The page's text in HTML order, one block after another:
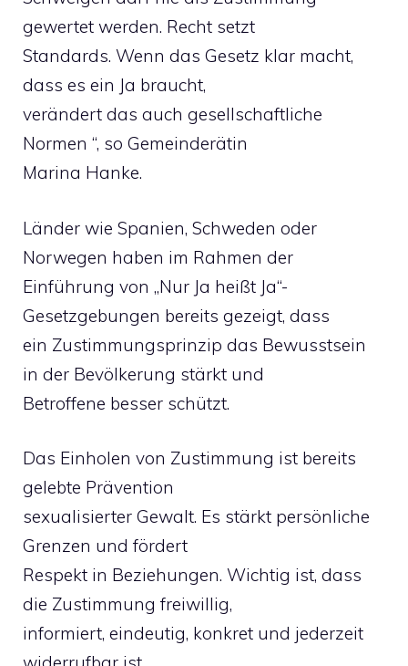
gewertet werden. Recht setzt
Standards. Wenn das Gesetz klar macht,
dass es ein Ja braucht,
verändert das auch gesellschaftliche
Normen “, so Gemeinderätin
Marina Hanke.
Länder wie Spanien, Schweden oder
Norwegen haben im Rahmen der
Einführung von „Nur Ja heißt Ja“-
Gesetzgebungen bereits gezeigt, dass
ein Zustimmungsprinzip das Bewusstsein
in der Bevölkerung stärkt und
Betroffene besser schützt.
Das Einholen von Zustimmung ist bereits
gelebte Prävention
sexualisierter Gewalt. Es stärkt persönliche
Grenzen und fördert
Respekt in Beziehungen. Wichtig ist, dass
die Zustimmung freiwillig,
informiert, eindeutig, konkret und jederzeit